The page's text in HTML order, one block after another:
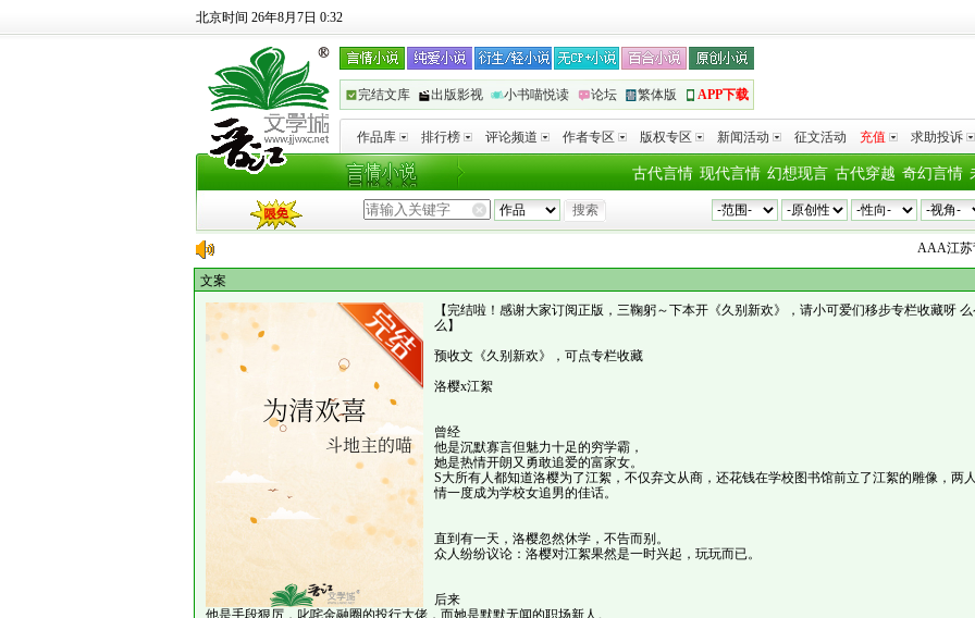
北京时间 26年8月7日 0:32
完结文库 出版影视 小书喵悦读 论坛 繁体版 APP下载
作品库 排行榜 评论频道 作者专区 版权专区 新闻活动 征文活动 充值 求助投诉
奇幻言情
古代穿越
幻想现言
现代言情
古代言情
AAA江苏背锅
文案
【完结啦！感谢大家订阅正版，三鞠躬～下本开《久别新欢》，请小可爱们移步专栏收藏呀
么】
预收文《久别新欢》，可点专栏收藏
洛樱x江絮
曾经
他是沉默寡言但魅力十足的穷学霸，
她是热情开朗又勇敢追爱的富家女。
S大所有人都知道洛樱为了江絮，不仅弃文从商，还花钱在学校图书馆前立了江絮的雕像，两
情一度成为学校女追男的佳话。
直到有一天，洛樱忽然休学，不告而别。
众人纷纷议论：洛樱对江絮果然是一时兴起，玩玩而已。
后来
他是手段狠厉，叱咤金融圈的投行大佬，而她是默默无闻的职场新人。